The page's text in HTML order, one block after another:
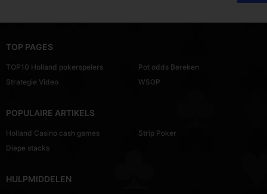
TOP PAGES
TOP10 Holland pokerspelers
Strategie Video
Pot odds Bereken
WSOP
POPULAIRE ARTIKELS
Holland Casino cash games
Diepe stacks
Strip Poker
HULPMIDDELEN